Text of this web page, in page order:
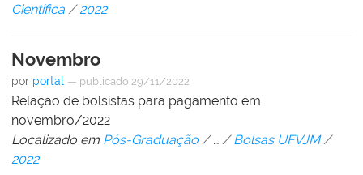
Científica /2022
Novembro
por portal — publicado 29/11/2022
Relação de bolsistas para pagamento em
novembro/2022
Localizado em Pós-Graduação /… /Bolsas UFVJM /
2022